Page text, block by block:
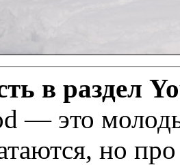
в раздел
— это
но